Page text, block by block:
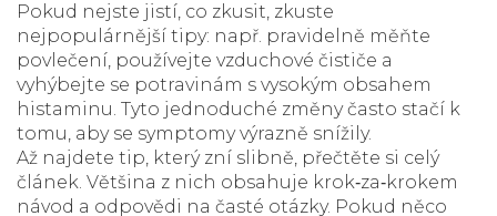
Pokud nejste jistí, co zkusit, zkuste
nejpopulárnější tipy: např. pravidelně měňte
povlečení, používejte vzduchové čističe a
vyhýbejte se potravinám s vysokým obsahem
histaminu. Tyto jednoduché změny často stačí k
tomu, aby se symptomy výrazně snížily.
Až najdete tip, který zní slibně, přečtěte si celý
článek. Většina z nich obsahuje krok‑za‑krokem
návod a odpovědi na časté otázky. Pokud něco